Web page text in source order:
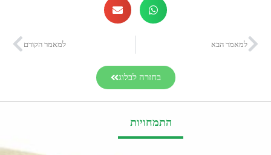
למאמר הבא למאמר הקודם
בחזרה לבלוג
התמחויות